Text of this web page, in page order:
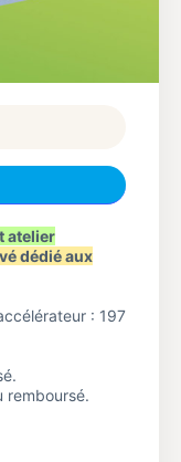
atelier
dédié aux
: 197
remboursé.